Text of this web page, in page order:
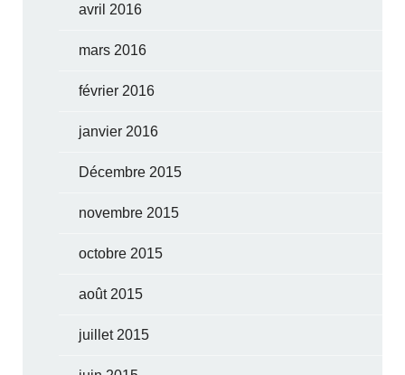
avril 2016
mars 2016
février 2016
janvier 2016
Décembre 2015
novembre 2015
octobre 2015
août 2015
juillet 2015